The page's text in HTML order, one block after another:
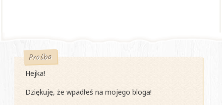
Prośba
Hejka!
Dziękuję, że wpadłeś na mojego bloga!